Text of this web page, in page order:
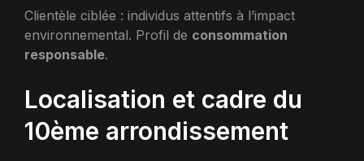
Clientèle ciblée : individus attentifs à l’impact
environnemental. Profil de consommation
responsable.
Localisation et cadre du
10ème arrondissement